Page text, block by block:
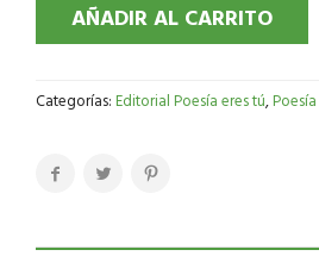
AÑADIR AL CARRITO
Categorías:Editorial Poesía eres tú,Poesía